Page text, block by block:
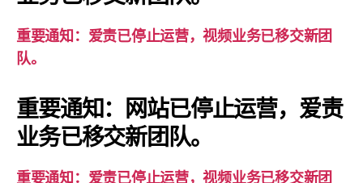
视
重要通知：爱责已停止运营，视频业务已移交新团
队。
重要通知：网站已停止运营，爱责
业务已移交新团队。
重要通知：爱责已停止运营，视频业务已移交新团